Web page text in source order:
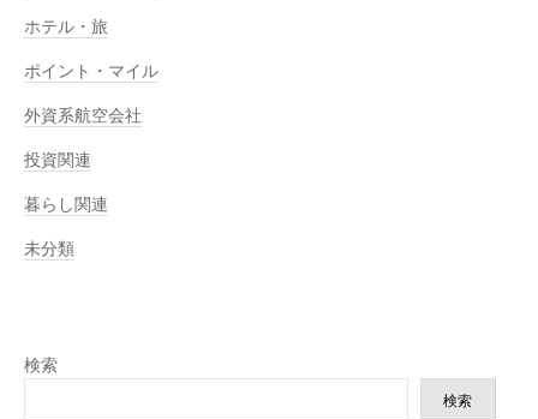
ホテル・旅
ポイント・マイル
外資系航空会社
投資関連
暮らし関連
未分類
検索
検索